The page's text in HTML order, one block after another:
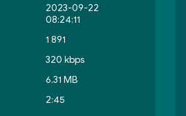
2023-09-22
08:24:11
1 891
320 kbps
6.31 MB
2:45